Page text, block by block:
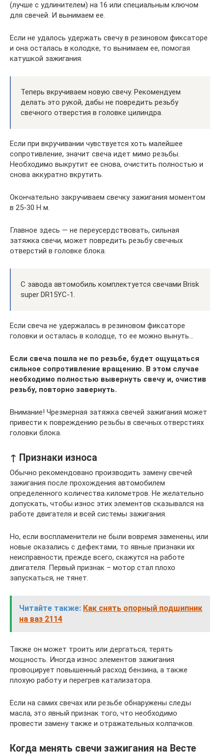
(лучше с удлинителем) на 16 или специальным ключом
для свечей. И вынимаем ее.
Если не удалось удержать свечу в резиновом фиксаторе
и она осталась в колодке, то вынимаем ее, помогая
катушкой зажигания.
Теперь вкручиваем новую свечу. Рекомендуем
делать это рукой, дабы не повредить резьбу
свечного отверстия в головке цилиндра.
Если при вкручивании чувствуется хоть малейшее
сопротивление, значит свеча идет мимо резьбы.
Необходимо выкрутит ее снова, очистить полностью и
снова аккуратно вкрутить.
Окончательно закручиваем свечку зажигания моментом
в 25-30 Н м.
Главное здесь — не переусердствовать, сильная
затяжка свечи, может повредить резьбу свечных
отверстий в головке блока.
С завода автомобиль комплектуется свечами Brisk
super DR15YC-1.
Если свеча не удержалась в резиновом фиксаторе
головки и осталась в колодце, то ее можно вынуть…
Если свеча пошла не по резьбе, будет ощущаться
сильное сопротивление вращению. В этом случае
необходимо полностью вывернуть свечу и, очистив
резьбу, повторно завернуть.
Внимание! Чрезмерная затяжка свечей зажигания может
привести к повреждению резьбы в свечных отверстиях
головки блока.
↑ Признаки износа
Обычно рекомендовано производить замену свечей
зажигания после прохождения автомобилем
определенного количества километров. Не желательно
допускать, чтобы износ этих элементов сказывался на
работе двигателя и всей системы зажигания.
Но, если воспламенители не были вовремя заменены, или
новые оказались с дефектами, то явные признаки их
неисправности, прежде всего, скажутся на работе
двигателя. Первый признак – мотор стал плохо
запускаться, не тянет.
Читайте также: Как снять опорный подшипник
на ваз 2114
Также он может троить или дергаться, терять
мощность. Иногда износ элементов зажигания
провоцирует повышенный расход бензина, а также
плохую работу и перегрев катализатора.
Если на самих свечах или резьбе обнаружены следы
масла, это явный признак того, что необходимо
провести замену также и отражательных колпачков.
Когда менять свечи зажигания на Весте